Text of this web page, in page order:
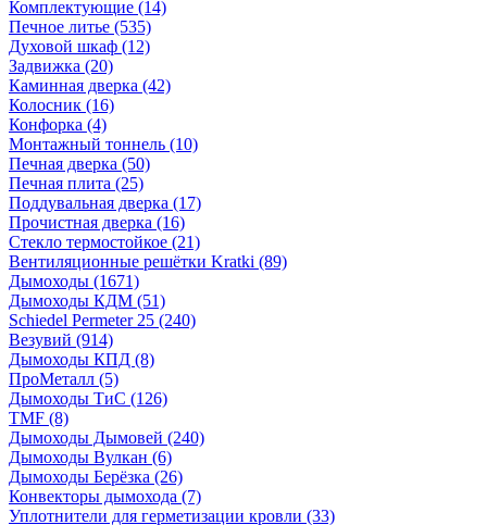
Комплектующие (14)
Печное литье (535)
Духовой шкаф (12)
Задвижка (20)
Каминная дверка (42)
Колосник (16)
Конфорка (4)
Монтажный тоннель (10)
Печная дверка (50)
Печная плита (25)
Поддувальная дверка (17)
Прочистная дверка (16)
Стекло термостойкое (21)
Вентиляционные решётки Kratki (89)
Дымоходы (1671)
Дымоходы КДМ (51)
Schiedel Permeter 25 (240)
Везувий (914)
Дымоходы КПД (8)
ПроМеталл (5)
Дымоходы ТиС (126)
TMF (8)
Дымоходы Дымовей (240)
Дымоходы Вулкан (6)
Дымоходы Берёзка (26)
Конвекторы дымохода (7)
Уплотнители для герметизации кровли (33)